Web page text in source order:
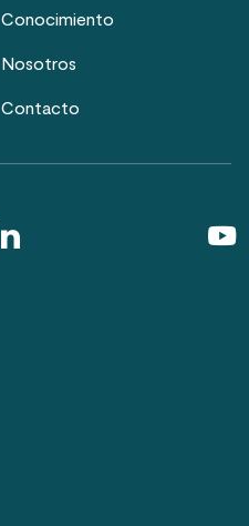
Conocimiento
Nosotros
Contacto